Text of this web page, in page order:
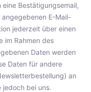
eine Bestätigungsemail,
E-Mail-
jederzeit über einen
im Rahmen des
Daten werden
Daten für andere
an
bei uns.